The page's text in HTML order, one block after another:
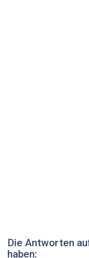
Die Antworten
haben: